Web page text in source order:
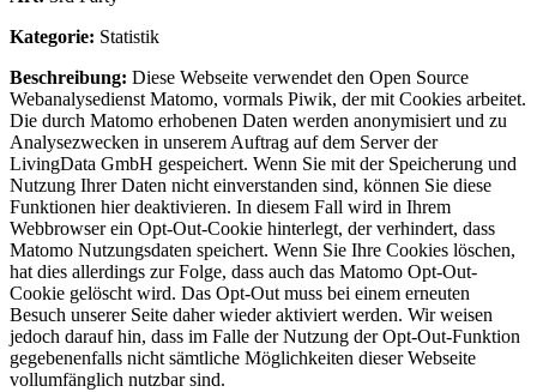
Kategorie: Statistik
Beschreibung: Diese Webseite verwendet den Open Source
Webanalysedienst Matomo, vormals Piwik, der mit Cookies arbeitet.
Die durch Matomo erhobenen Daten werden anonymisiert und zu
Analysezwecken in unserem Auftrag auf dem Server der
LivingData GmbH gespeichert. Wenn Sie mit der Speicherung und
Nutzung Ihrer Daten nicht einverstanden sind, können Sie diese
Funktionen hier deaktivieren. In diesem Fall wird in Ihrem
Webbrowser ein Opt-Out-Cookie hinterlegt, der verhindert, dass
Matomo Nutzungsdaten speichert. Wenn Sie Ihre Cookies löschen,
hat dies allerdings zur Folge, dass auch das Matomo Opt-Out-
Cookie gelöscht wird. Das Opt-Out muss bei einem erneuten
Besuch unserer Seite daher wieder aktiviert werden. Wir weisen
jedoch darauf hin, dass im Falle der Nutzung der Opt-Out-Funktion
gegebenenfalls nicht sämtliche Möglichkeiten dieser Webseite
vollumfänglich nutzbar sind.